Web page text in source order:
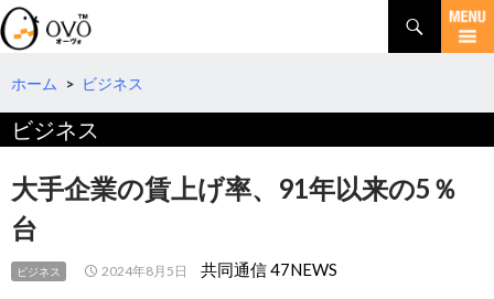
検
索
コ
テ
へ
動
ホーム > ビジネス
ビジネス
大手企業の賃上げ率、91年以来の5％
台
ビジネス 2024年8月5日 共同通信 47NEWS